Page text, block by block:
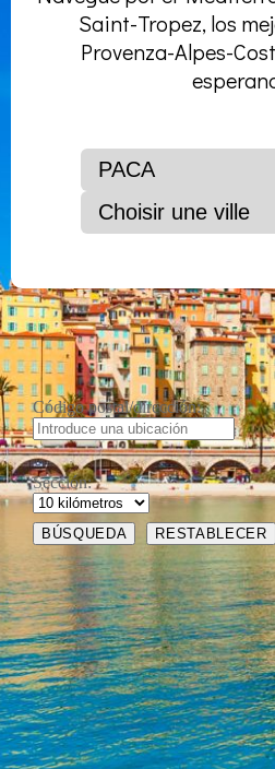
Saint-Tropez, los
Provenza-Alpes-
PACA
Choisir une ville
Código postal/dirección:
Sección: